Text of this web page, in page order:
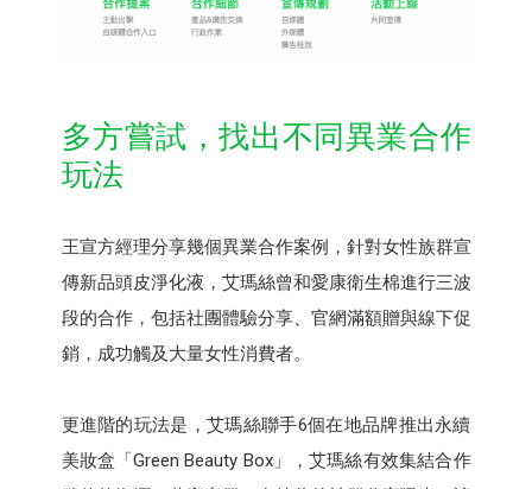
多方嘗試，找出不同異業合作
玩法
王宣方經理分享幾個異業合作案例，針對女性族群宣
傳新品頭皮淨化液，艾瑪絲曾和愛康衛生棉進行三波
段的合作，包括社團體驗分享、官網滿額贈與線下促
銷，成功觸及大量女性消費者。
更進階的玩法是，艾瑪絲聯手6個在地品牌推出永續
美妝盒「Green Beauty Box」，艾瑪絲有效集結合作